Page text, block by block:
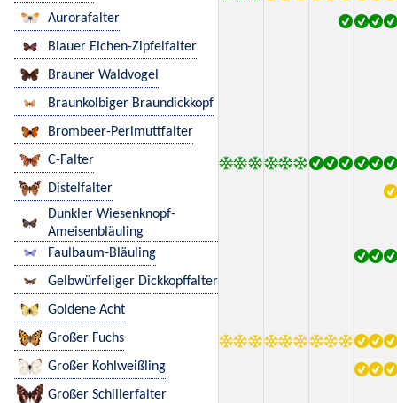
Aurorafalter
Blauer Eichen-Zipfelfalter
Brauner Waldvogel
Braunkolbiger Braundickkopf
Brombeer-Perlmuttfalter
C-Falter
Distelfalter
Dunkler Wiesenknopf-
Ameisenbläuling
Faulbaum-Bläuling
Gelbwürfeliger Dickkopffalter
Goldene Acht
Großer Fuchs
Großer Kohlweißling
Großer Schillerfalter